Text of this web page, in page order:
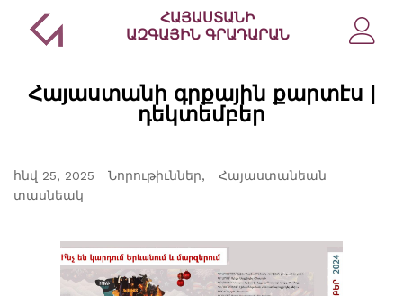
ՀԱՅԱՍՏԱՆԻ
ԱԶԳԱՅԻՆ ԳՐԱԴԱՐԱՆ
Հայաստանի գրքային քարտէս |
դեկտեմբեր
հնվ 25, 2025 Նորութիւններ
Հայաստանեան
տասնեակ